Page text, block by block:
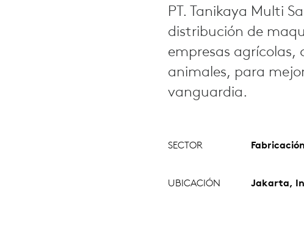
PT. Tanikaya Multi
distribución de
empresas
animales, para
vanguardia.
SECTOR Fabricación
UBICACIÓN Jakarta,